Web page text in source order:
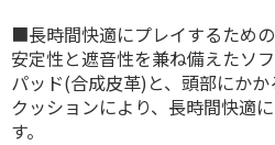
■長時間快適にプレイするため
安定性と遮音性を兼ね備えたソ
パッド(合成皮革)と、頭部にか
クッションにより、長時間快適
す。